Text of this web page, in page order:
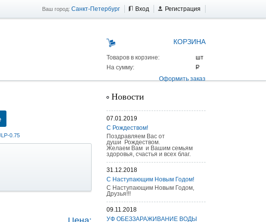
Ваш город: Санкт-Петербург Вход Регистрация
КОРЗИНА
Товаров в корзине:
На сумму:
Оформить заказ
0.75
AS 25 г/п
Новости
07.01.2019
С Рождеством!
Поздравляем Вас от
души Рождеством.
Желаем Вам и Вашим семьям
здоровья, счастья и всех благ.
31.12.2018
С Наступающим Новым Годом!
С Наступающим Новым Годом,
Друзья!!!
09.11.2018
УФ ОБЕЗЗАРАЖИВАНИЕ ВОДЫ